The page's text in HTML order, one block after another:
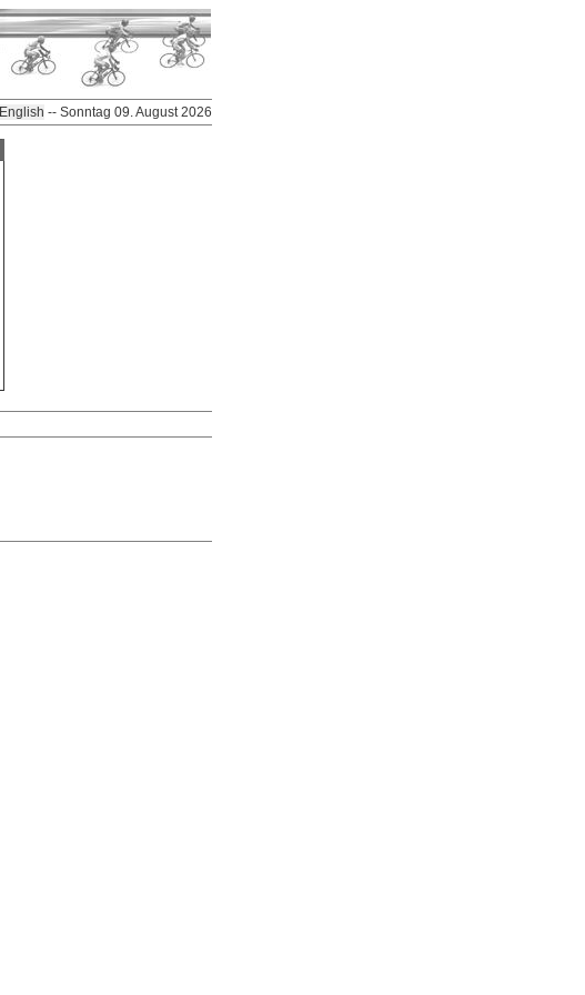
English -- Sonntag 09. August 2026